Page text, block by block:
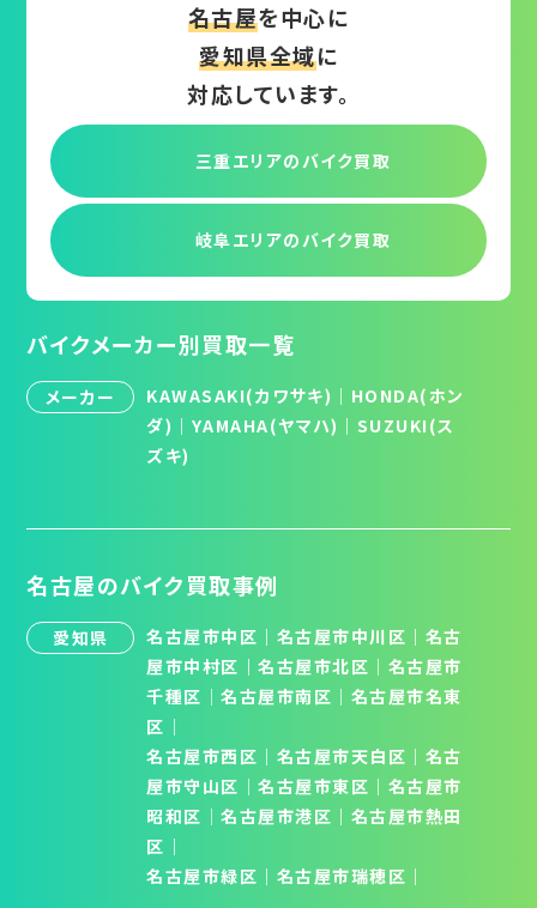
名古屋を中心に
愛知県全域に
対応しています。
三重エリアのバイク買取
岐阜エリアのバイク買取
バイクメーカー別買取一覧
メーカー KAWASAKI(カワサキ) ｜ HONDA(ホン
ダ) ｜ YAMAHA(ヤマハ) ｜ SUZUKI(ス
ズキ)
名古屋のバイク買取事例
愛知県 名古屋市中区 ｜ 名古屋市中川区 ｜ 名古
屋市中村区 ｜名古屋市北区 │ 名古屋市
千種区 │名古屋市南区 │ 名古屋市名東
区 │
名古屋市西区 ｜ 名古屋市天白区 │ 名古
屋市守山区 │名古屋市東区 ｜ 名古屋市
昭和区 │名古屋市港区 ｜ 名古屋市熱田
区 ｜
名古屋市緑区 ｜ 名古屋市瑞穂区 ｜